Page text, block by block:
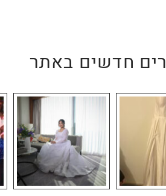
חדשים באתר